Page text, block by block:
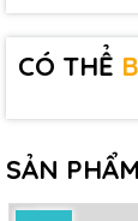
CÓ THỂ
SẢN PHẨM